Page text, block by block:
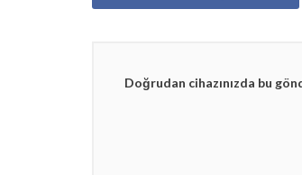
Doğrudan cihazınızda bu